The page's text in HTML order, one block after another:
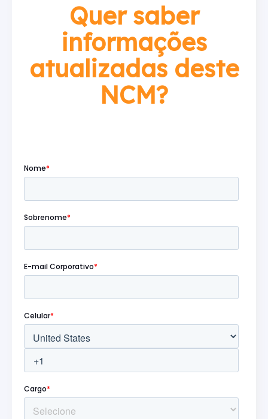
Quer saber
informações
atualizadas deste
NCM?